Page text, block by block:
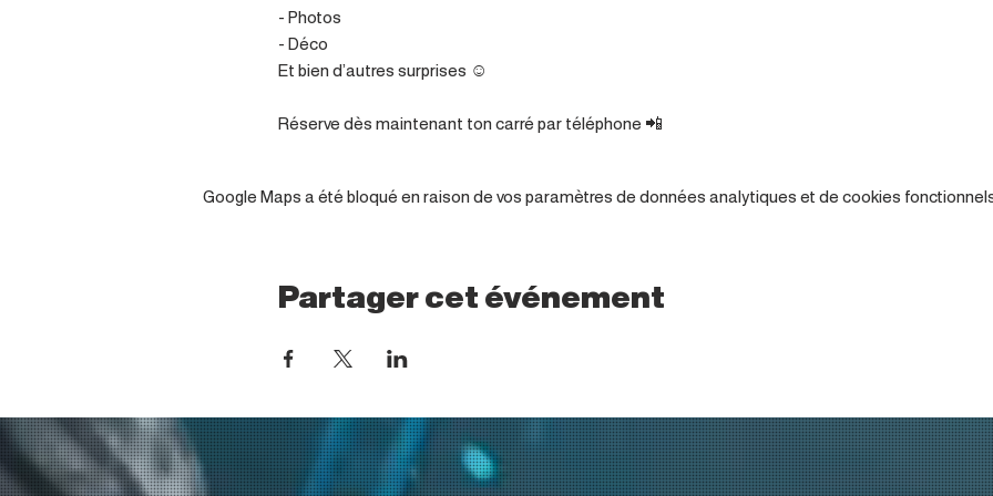
- Photos
- Déco
Et bien d’autres surprises ☺️
Réserve dès maintenant ton carré par téléphone 📲
Google Maps a été bloqué en raison de vos paramètres de données analytiques et de cookies
Partager cet événement